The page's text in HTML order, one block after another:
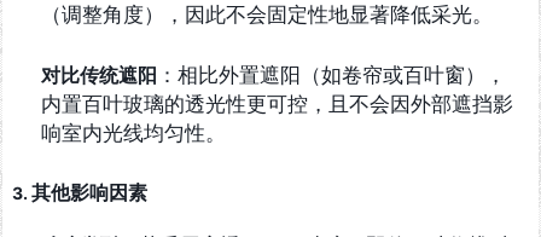
（调整角度），因此不会固定性地显著降低采光。
对比传统遮阳 ：相比外置遮阳（如卷帘或百叶窗），
内置百叶玻璃的透光性更可控，且不会因外部遮挡影
响室内光线均匀性。
3.其他影响因素